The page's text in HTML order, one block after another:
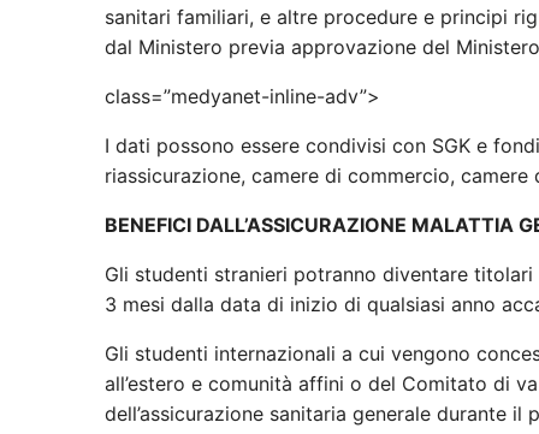
sanitari familiari, e altre procedure e principi
dal Ministero previa approvazione del
class=”medyanet-inline-adv”>
I dati possono essere condivisi con SGK e
riassicurazione, camere di commercio,
BENEFICI DALL’ASSICURAZIONE MALATTIA
Gli studenti stranieri potranno diventare titolari
3 mesi dalla data di inizio di qualsiasi anno
Gli studenti internazionali a cui vengono
all’estero e comunità affini o del Comitato di
dell’assicurazione sanitaria generale durante